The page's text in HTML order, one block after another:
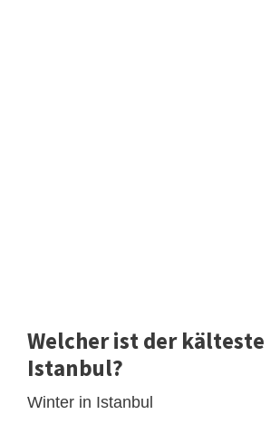
Welcher ist der
Istanbul?
Winter in Istanbul